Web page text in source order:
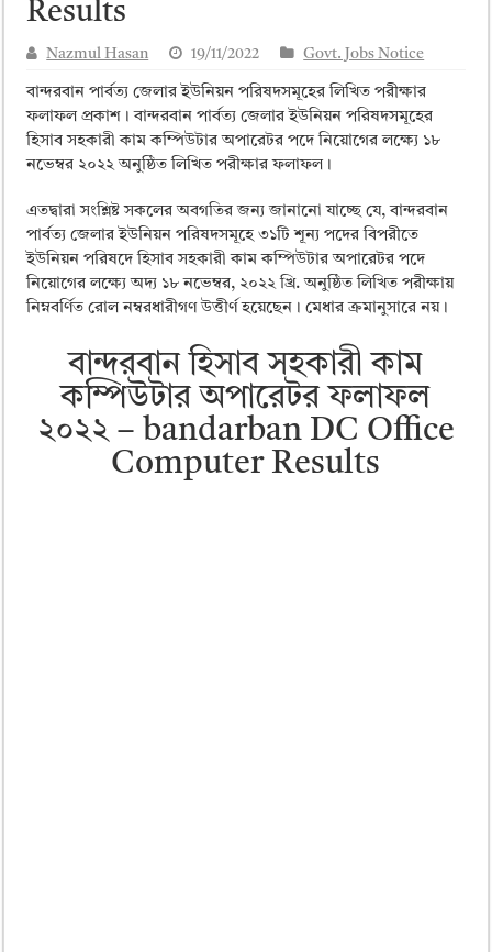
ময়মনসিংহ বোর্ড এইচএসসি রেজাল্ট ২০২৫ – HSC Result 2025 Mymensingh
দিনাজপুর বোর্ড এইচএসসি রেজাল্ট ২০২৫ – HSC Result 2025 Dinajpur Board
সিলেট বোর্ড এইচএসসি রেজাল্ট ২০২৫ – HSC Result 2025 Sylhet Board
Results
Nazmul Hasan 19/11/2022 Govt. Jobs Notice
বান্দরবান পার্বত্য জেলার ইউনিয়ন পরিষদসমূহের লিখিত পরীক্ষার
ফলাফল প্রকাশ। বান্দরবান পার্বত্য জেলার ইউনিয়ন পরিষদসমূহের
হিসাব সহকারী কাম কম্পিউটার অপারেটর পদে নিয়োগের লক্ষ্যে ১৮
নভেম্বর ২০২২ অনুষ্ঠিত লিখিত পরীক্ষার ফলাফল।
এতদ্বারা সংশ্লিষ্ট সকলের অবগতির জন্য জানানো যাচ্ছে যে, বান্দরবান
পার্বত্য জেলার ইউনিয়ন পরিষদসমূহে ৩১টি শূন্য পদের বিপরীতে
ইউনিয়ন পরিষদে হিসাব সহকারী কাম কম্পিউটার অপারেটর পদে
নিয়োগের লক্ষ্যে অদ্য ১৮ নভেম্বর, ২০২২ খ্রি. অনুষ্ঠিত লিখিত পরীক্ষায়
নিম্নবর্ণিত রোল নম্বরধারীগণ উত্তীর্ণ হয়েছেন। মেধার ক্রমানুসারে নয়।
বান্দরবান হিসাব সহকারী কাম
কম্পিউটার অপারেটর ফলাফল
২০২২ – bandarban DC Office
Computer Results